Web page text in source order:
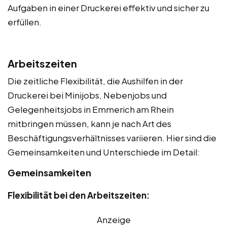
Aufgaben in einer Druckerei effektiv und sicher zu
erfüllen.
Arbeitszeiten
Die zeitliche Flexibilität, die Aushilfen in der
Druckerei bei Minijobs, Nebenjobs und
Gelegenheitsjobs in Emmerich am Rhein
mitbringen müssen, kann je nach Art des
Beschäftigungsverhältnisses variieren. Hier sind die
Gemeinsamkeiten und Unterschiede im Detail:
Gemeinsamkeiten
Flexibilität bei den Arbeitszeiten:
Anzeige